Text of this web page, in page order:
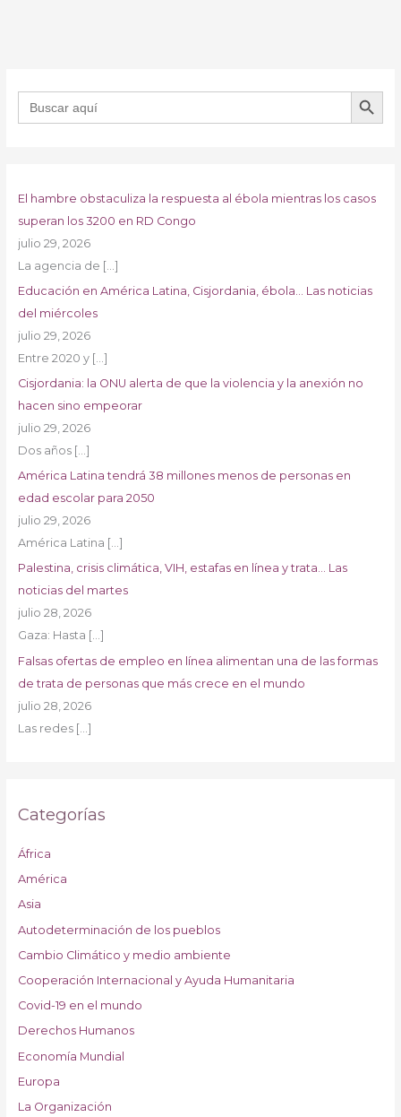
Buscar: BOTÓN DE
El hambre obstaculiza la respuesta al ébola mientras los casos
superan los 3200 en RD Congo
julio 29, 2026
La agencia de […]
Educación en América Latina, Cisjordania, ébola… Las noticias
del miércoles
julio 29, 2026
Entre 2020 y […]
Cisjordania: la ONU alerta de que la violencia y la anexión no
hacen sino empeorar
julio 29, 2026
Dos años […]
América Latina tendrá 38 millones menos de personas en
edad escolar para 2050
julio 29, 2026
América Latina […]
Palestina, crisis climática, VIH, estafas en línea y trata… Las
noticias del martes
julio 28, 2026
Gaza: Hasta […]
Falsas ofertas de empleo en línea alimentan una de las formas
de trata de personas que más crece en el mundo
julio 28, 2026
Las redes […]
Categorías
África
América
Asia
Autodeterminación de los pueblos
Cambio Climático y medio ambiente
Cooperación Internacional y Ayuda Humanitaria
Covid-19 en el mundo
Derechos Humanos
Economía Mundial
Europa
La Organización